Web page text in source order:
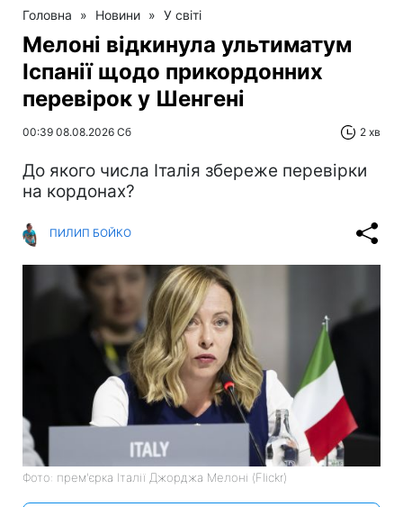
Головна » Новини » У світі
Мелоні відкинула ультиматум
Іспанії щодо прикордонних
перевірок у Шенгені
00:39 08.08.2026 Сб 2 хв
До якого числа Італія збереже перевірки
на кордонах?
ПИЛИП БОЙКО
Фото: прем'єрка Італії Джорджа Мелоні (Flickr)